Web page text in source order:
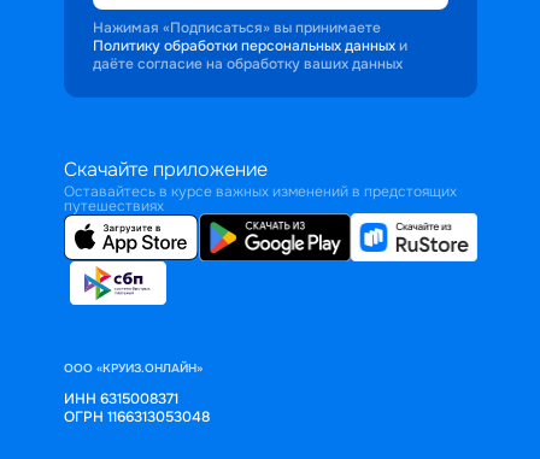
Нажимая «Подписаться» вы принимаете
Политику обработки персональных данных и
даёте согласие на обработку ваших данных
Скачайте приложение
Оставайтесь в курсе важных изменений в предстоящих
путешествиях
ООО «КРУИЗ.ОНЛАЙН»
ИНН 6315008371
ОГРН 1166313053048